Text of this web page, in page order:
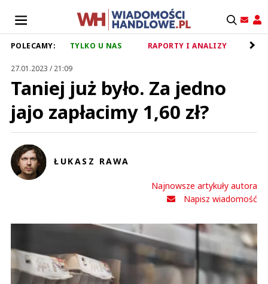
POLECAMY: TYLKO U NAS RAPORTY I ANALIZY
27.01.2023 / 21:09
Taniej już było. Za jedno
jajo zapłacimy 1,60 zł?
ŁUKASZ RAWA
Najnowsze artykuły autora
Napisz wiadomość